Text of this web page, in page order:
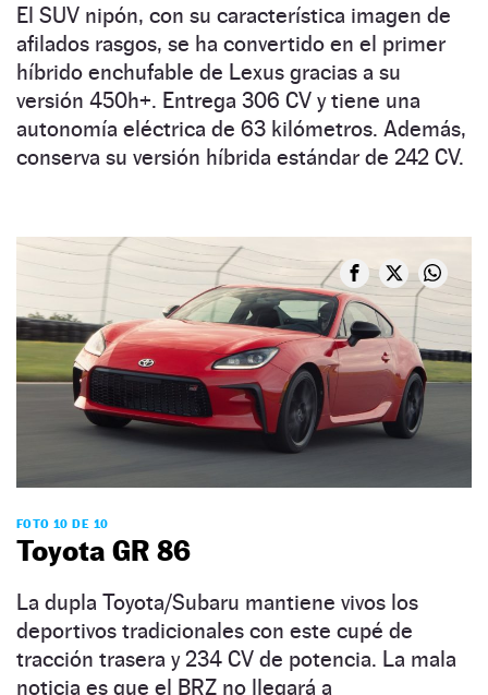
El SUV nipón, con su característica imagen de
afilados rasgos, se ha convertido en el primer
híbrido enchufable de Lexus gracias a su
versión 450h+. Entrega 306 CV y tiene una
autonomía eléctrica de 63 kilómetros. Además,
conserva su versión híbrida estándar de 242 CV.
FOTO 10 DE 10
Toyota GR 86
La dupla Toyota/Subaru mantiene vivos los
deportivos tradicionales con este cupé de
tracción trasera y 234 CV de potencia. La mala
noticia es que el BRZ no llegará a